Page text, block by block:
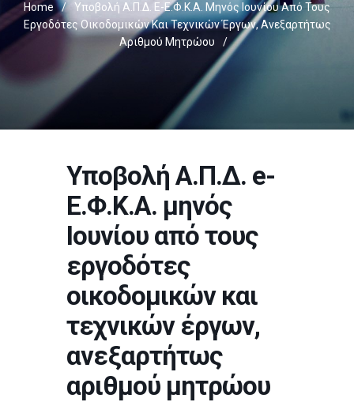
Home /
Υποβολή Α.Π.Δ. E-Ε.Φ.Κ.Α. Μηνός Ιουνίου Από Τους
Εργοδότες Οικοδομικών Και Τεχνικών Έργων, Ανεξαρτήτως
Αριθμού Μητρώου
/
Υποβολή Α.Π.Δ. e-
Ε.Φ.Κ.Α. μηνός
Ιουνίου από τους
εργοδότες
οικοδομικών και
τεχνικών έργων,
ανεξαρτήτως
αριθμού μητρώου